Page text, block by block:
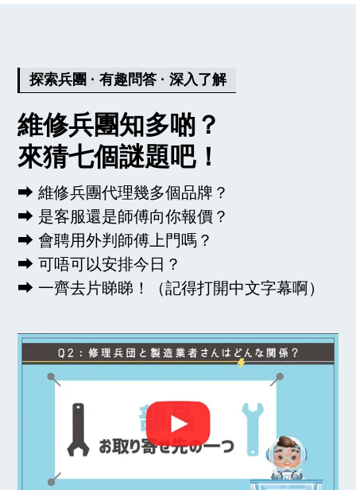
探索兵團 · 有趣問答 · 深入了解
維修兵團知多啲？
來猜七個謎題吧！
⮕ 維修兵團代理幾多個品牌？
⮕ 是客服還是師傅向你報價？
⮕ 會聘用外判師傅上門嗎？
⮕ 可唔可以安排今日？
⮕ 一齊去片睇睇！（記得打開中文字幕啊）